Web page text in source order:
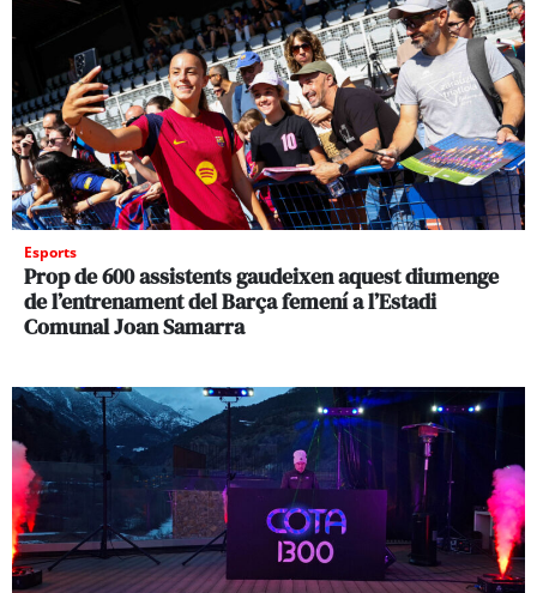
Esports
Prop de 600 assistents gaudeixen aquest diumenge
de l’entrenament del Barça femení a l’Estadi
Comunal Joan Samarra